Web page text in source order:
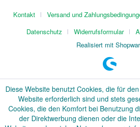
Kontakt Versand und
Datenschutz
Widerrufsformular
Realisiert mit
Diese Website benutzt Cookies, die für
Website erforderlich sind und stets
Cookies, die den Komfort bei Benutzung
der Direktwerbung dienen oder die